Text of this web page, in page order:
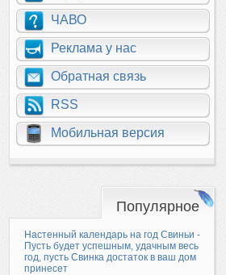
ЧАВО
Реклама у нас
Обратная связь
RSS
Мобильная версия
Популярное
Настенный календарь на год Свиньи -
Пусть будет успешным, удачным весь
год, пусть Свинка достаток в ваш дом
принесет